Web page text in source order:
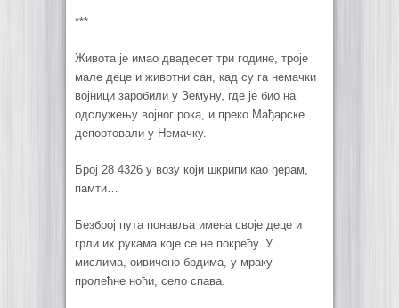
***
Живота је имао двадесет три године, троје
мале деце и животни сан, кад су га немачки
војници заробили у Земуну, где је био на
одслужењу војног рока, и преко Мађарске
депортовали у Немачку.
Број 28 4326 у возу који шкрипи као ђерам,
памти…
Безброј пута понавља имена своје деце и
грли их рукама које се не покрећу. У
мислима, оивичено брдима, у мраку
пролећне ноћи, село спава.